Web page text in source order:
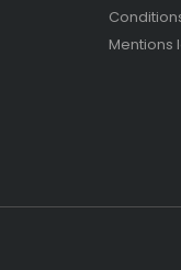
Mentions